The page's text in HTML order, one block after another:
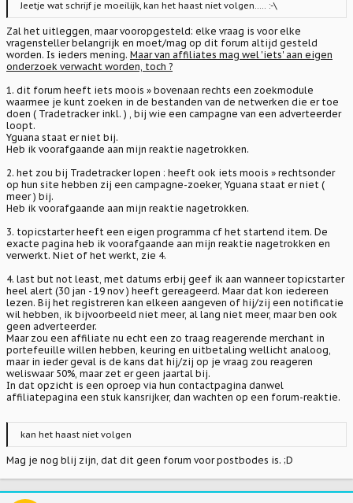
Jeetje wat schrijf je moeilijk, kan het haast niet volgen..... :-\
Zal het uitleggen, maar vooropgesteld: elke vraag is voor elke
vragensteller belangrijk en moet/mag op dit forum altijd gesteld
worden. Is ieders mening. Maar van affiliates mag wel 'iets' aan eigen
onderzoek verwacht worden, toch ?
1. dit forum heeft iets moois » bovenaan rechts een zoekmodule
waarmee je kunt zoeken in de bestanden van de netwerken die er toe
doen ( Tradetracker inkl. ) , bij wie een campagne van een adverteerder
loopt.
Yguana staat er niet bij.
Heb ik voorafgaande aan mijn reaktie nagetrokken.
2. het zou bij Tradetracker lopen : heeft ook iets moois » rechtsonder
op hun site hebben zij een campagne-zoeker, Yguana staat er niet (
meer ) bij.
Heb ik voorafgaande aan mijn reaktie nagetrokken.
3. topicstarter heeft een eigen programma cf het startend item. De
exacte pagina heb ik voorafgaande aan mijn reaktie nagetrokken en
verwerkt. Niet of het werkt, zie 4.
4. last but not least, met datums erbij geef ik aan wanneer topicstarter
heel alert (30 jan - 19 nov ) heeft gereageerd. Maar dat kon iedereen
lezen. Bij het registreren kan elkeen aangeven of hij/zij een notificatie
wil hebben, ik bijvoorbeeld niet meer, al lang niet meer, maar ben ook
geen adverteerder.
Maar zou een affiliate nu echt een zo traag reagerende merchant in
portefeuille willen hebben, keuring en uitbetaling wellicht analoog,
maar in ieder geval is de kans dat hij/zij op je vraag zou reageren
weliswaar 50%, maar zet er geen jaartal bij.
In dat opzicht is een oproep via hun contactpagina danwel
affiliatepagina een stuk kansrijker, dan wachten op een forum-reaktie.
kan het haast niet volgen
Mag je nog blij zijn, dat dit geen forum voor postbodes is. ;D